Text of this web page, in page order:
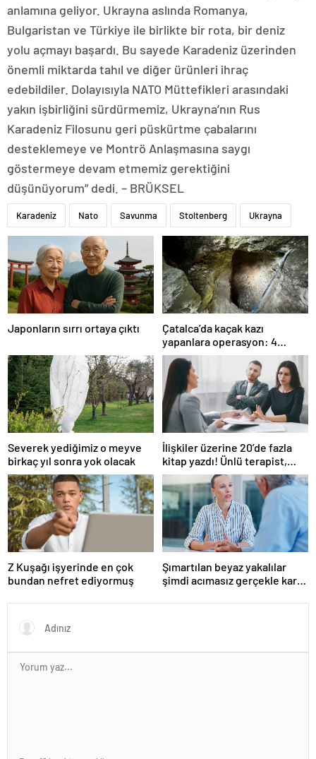
anlamına geliyor. Ukrayna aslında Romanya,
Bulgaristan ve Türkiye ile birlikte bir rota, bir deniz
yolu açmayı başardı. Bu sayede Karadeniz üzerinden
önemli miktarda tahıl ve diğer ürünleri ihraç
edebildiler. Dolayısıyla NATO Müttefikleri arasındaki
yakın işbirliğini sürdürmemiz, Ukrayna’nın Rus
Karadeniz Filosunu geri püskürtme çabalarını
desteklemeye ve Montrö Anlaşmasına saygı
göstermeye devam etmemiz gerektiğini
düşünüyorum” dedi. – BRÜKSEL
Karadeniz Nato Savunma Stoltenberg Ukrayna
Japonların sırrı ortaya çıktı
Çatalca’da kaçak kazı
yapanlara operasyon: 4
gözaltı
Severek yediğimiz o meyve
birkaç yıl sonra yok olacak
İlişkiler üzerine 20’de fazla
kitap yazdı! Ünlü terapist,
boşanmaların gerçek
suçlularını açıklıyor
Z Kuşağı işyerinde en çok
bundan nefret ediyormuş
Şımartılan beyaz yakalılar
şimdi acımasız gerçekle karşı